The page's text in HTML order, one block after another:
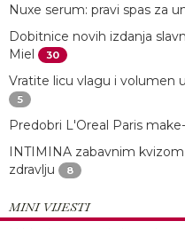
Nuxe serum: pravi spas za
Dobitnice novih izdanja
Miel
30
Vratite licu vlagu i volumen
5
Predobri L'Oreal Paris
INTIMINA zabavnim
zdravlju
8
MINI VIJESTI